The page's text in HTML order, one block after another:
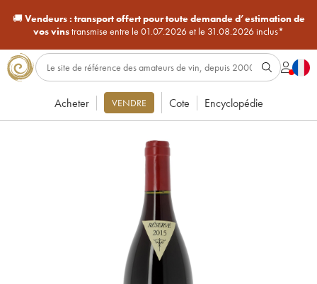
🚚Vendeurs : transport offert pour toute demande d’estimation de
vos vinstransmise entre le 01.07.2026 et le 31.08.2026 inclus*
Acheter VENDRE Cote Encyclopédie